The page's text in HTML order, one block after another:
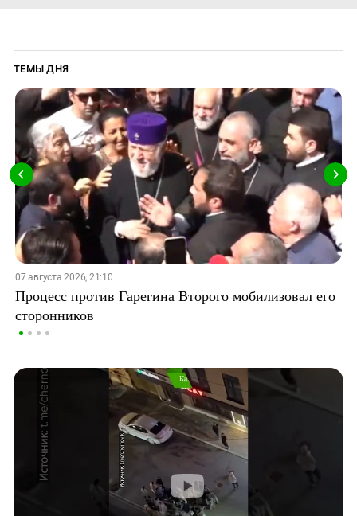
ТЕМЫ ДНЯ
07 августа 2026, 21:10
Процесс против Гарегина Второго мобилизовал его
сторонников